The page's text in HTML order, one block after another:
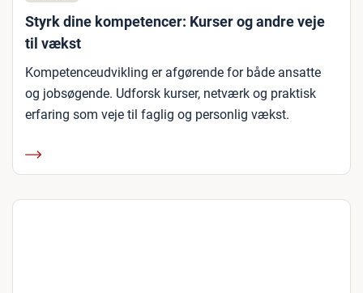
Styrk dine kompetencer: Kurser og andre veje
til vækst
Kompetenceudvikling er afgørende for både ansatte
og jobsøgende. Udforsk kurser, netværk og praktisk
erfaring som veje til faglig og personlig vækst.